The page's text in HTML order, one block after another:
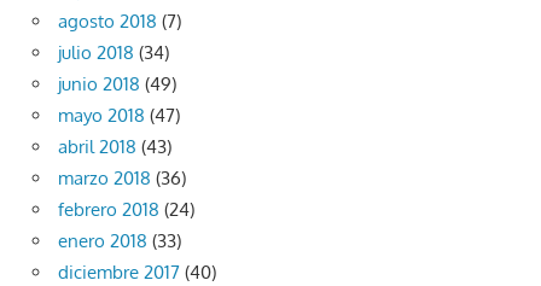
agosto 2018 (7)
julio 2018 (34)
junio 2018 (49)
mayo 2018 (47)
abril 2018 (43)
marzo 2018 (36)
febrero 2018 (24)
enero 2018 (33)
diciembre 2017 (40)